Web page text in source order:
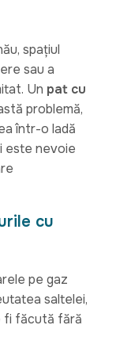
spațiul
sau a
Un pat cu
problemă,
într-o ladă
este nevoie
cu
pe gaz
saltelei,
fi făcută fără